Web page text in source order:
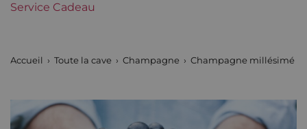
Incompatibilite coffret bois
Service Cadeau
Accueil Toute la cave Champagne Champagne millésimé